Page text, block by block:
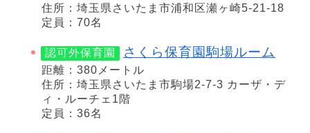
住所：埼玉県さいたま市浦和区瀬ヶ崎5-21-18
定員：70名
認可外保育園 さくら保育園駒場ルーム
距離：380メートル
住所：埼玉県さいたま市駒場2-7-3 カーザ・デ
ィ・ルーチェ1階
定員：36名